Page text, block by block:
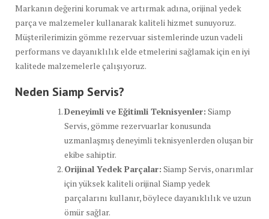
Markanın değerini korumak ve artırmak adına, orijinal yedek
parça ve malzemeler kullanarak kaliteli hizmet sunuyoruz.
Müşterilerimizin gömme rezervuar sistemlerinde uzun vadeli
performans ve dayanıklılık elde etmelerini sağlamak için en iyi
kalitede malzemelerle çalışıyoruz.
Neden Siamp Servis?
Deneyimli ve Eğitimli Teknisyenler: Siamp
Servis, gömme rezervuarlar konusunda
uzmanlaşmış deneyimli teknisyenlerden oluşan bir
ekibe sahiptir.
Orijinal Yedek Parçalar: Siamp Servis, onarımlar
için yüksek kaliteli orijinal Siamp yedek
parçalarını kullanır, böylece dayanıklılık ve uzun
ömür sağlar.